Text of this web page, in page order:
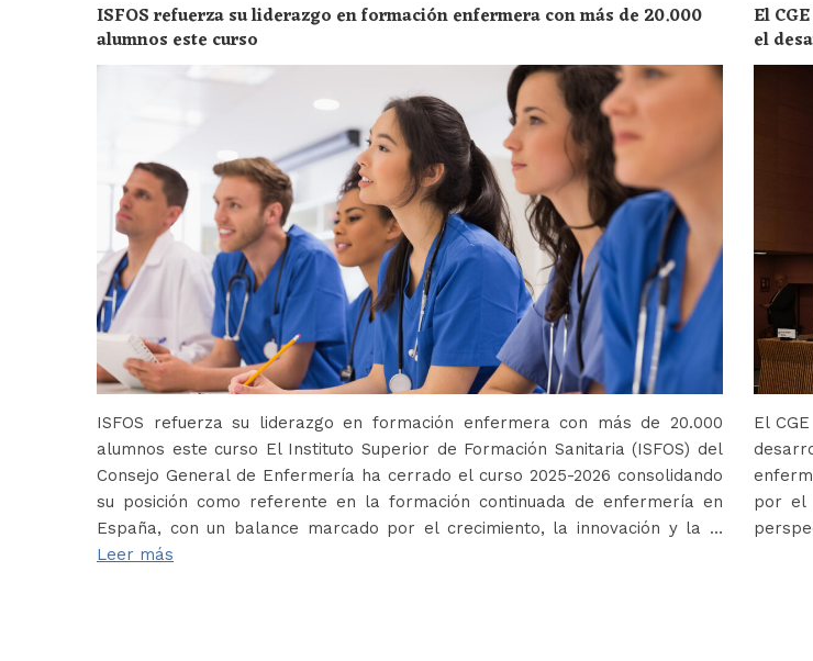
ISFOS refuerza su liderazgo en formación enfermera con más de 20.000
alumnos este curso
ISFOS refuerza su liderazgo en formación enfermera con más de 20.000
alumnos este curso El Instituto Superior de Formación Sanitaria (ISFOS) del
Consejo General de Enfermería ha cerrado el curso 2025-2026 consolidando
su posición como referente en la formación continuada de enfermería en
España, con un balance marcado por el crecimiento, la innovación y la …
Leer más
El
el
El
por el